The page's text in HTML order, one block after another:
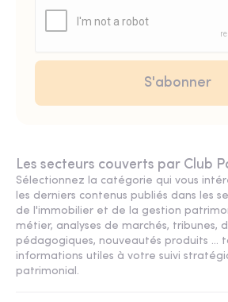
Les secteurs couverts par Club
Sélectionnez la catégorie qui vous
les derniers contenus publiés dans les
de l'immobilier et de la gestion
métier, analyses de marchés, tribunes,
pédagogiques, nouveautés produits ...
informations utiles à votre suivi
patrimonial.